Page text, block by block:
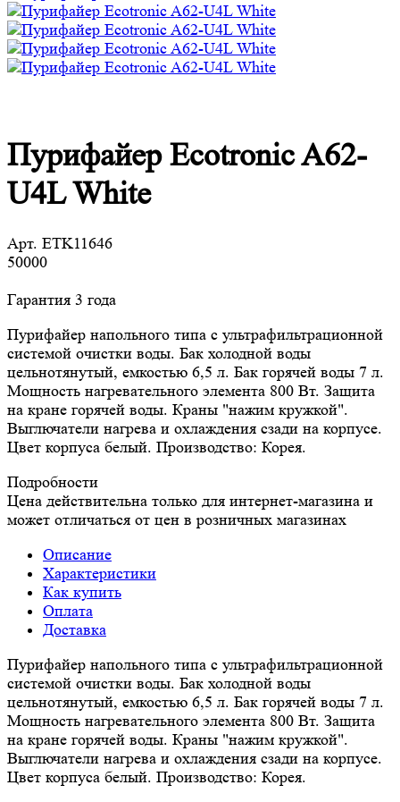
Пурифайер Ecotronic A62-
U4L White
Арт. ETK11646
50000
Гарантия 3 года
Пурифайер напольного типа с ультрафильтрационной
системой очистки воды. Бак холодной воды
цельнотянутый, емкостью 6,5 л. Бак горячей воды 7 л.
Мощность нагревательного элемента 800 Вт. Защита
на кране горячей воды. Краны "нажим кружкой".
Выглючатели нагрева и охлаждения сзади на корпусе.
Цвет корпуса белый. Производство: Корея.
Подробности
Цена действительна только для интернет-магазина и
может отличаться от цен в розничных магазинах
Описание
Характеристики
Как купить
Оплата
Доставка
Пурифайер напольного типа с ультрафильтрационной
системой очистки воды. Бак холодной воды
цельнотянутый, емкостью 6,5 л. Бак горячей воды 7 л.
Мощность нагревательного элемента 800 Вт. Защита
на кране горячей воды. Краны "нажим кружкой".
Выглючатели нагрева и охлаждения сзади на корпусе.
Цвет корпуса белый. Производство: Корея.